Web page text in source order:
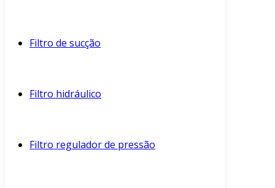
Filtro de sucção
Filtro hidráulico
Filtro regulador de pressão